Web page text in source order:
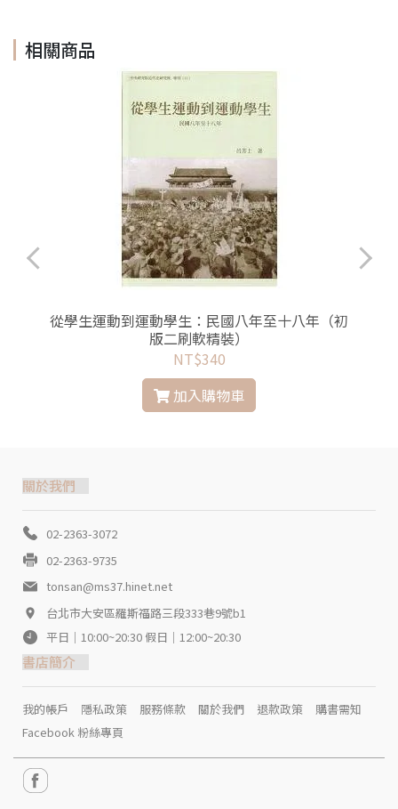
相關商品
從學生運動到運動學生：民國八年至十八年（初
版二刷軟精裝）
NT$340
加入購物車
關於我們
02-2363-3072
02-2363-9735
tonsan@ms37.hinet.net
台北市大安區羅斯福路三段333巷9號b1
平日｜10:00~20:30 假日｜12:00~20:30
書店簡介
我的帳戶 隱私政策 服務條款 關於我們 退款政策
購書需知
Facebook 粉絲專頁